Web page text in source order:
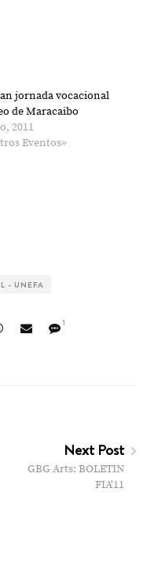
jornada vocacional
de Maracaibo
2011
Eventos»
- UNEFA
1
Next Post
GBG Arts: BOLETIN
FIA'11